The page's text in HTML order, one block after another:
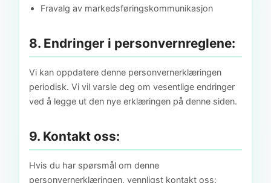
Fravalg av markedsføringskommunikasjon
8. Endringer i personvernreglene:
Vi kan oppdatere denne personvernerklæringen
periodisk. Vi vil varsle deg om vesentlige endringer
ved å legge ut den nye erklæringen på denne siden.
9. Kontakt oss:
Hvis du har spørsmål om denne
personvernerklæringen, vennligst kontakt oss: